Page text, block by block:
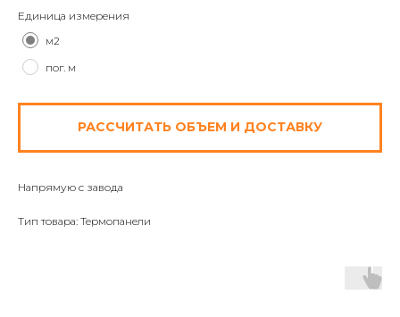
Единица измерения
м2
пог. м
РАССЧИТАТЬ ОБЪЕМ И ДОСТАВКУ
Напрямую с завода
Тип товара: Термопанели